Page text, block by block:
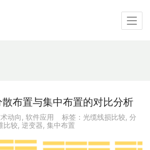
布置与集中布置的对比分析
动向 , 软件应用 标签： 光缆线损比较, 分
比较, 逆变器, 集中布置